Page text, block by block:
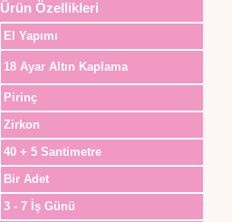
Ürün Özellikleri
El Yapımı
18 Ayar Altın Kaplama
Pirinç
Zirkon
40 + 5 Santimetre
Bir Adet
3 - 7 İş Günü